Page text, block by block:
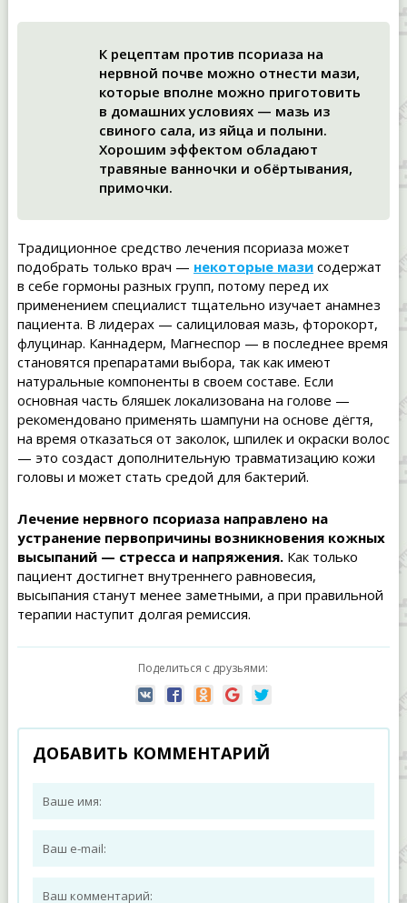
К рецептам против псориаза на
нервной почве можно отнести мази,
которые вполне можно приготовить
в домашних условиях — мазь из
свиного сала, из яйца и полыни.
Хорошим эффектом обладают
травяные ванночки и обёртывания,
примочки.
Традиционное средство лечения псориаза может
подобрать только врач — некоторые мазисодержат
в себе гормоны разных групп, потому перед их
применением специалист тщательно изучает анамнез
пациента. В лидерах — салициловая мазь, фторокорт,
флуцинар. Каннадерм, Магнеспор — в последнее время
становятся препаратами выбора, так как имеют
натуральные компоненты в своем составе. Если
основная часть бляшек локализована на голове —
рекомендовано применять шампуни на основе дёгтя,
на время отказаться от заколок, шпилек и окраски волос
— это создаст дополнительную травматизацию кожи
головы и может стать средой для бактерий.
Лечение нервного псориаза направлено на
устранение первопричины возникновения кожных
высыпаний — стресса и напряжения.Как только
пациент достигнет внутреннего равновесия,
высыпания станут менее заметными, а при правильной
терапии наступит долгая ремиссия.
Поделиться с друзьями:
ДОБАВИТЬ КОММЕНТАРИЙ